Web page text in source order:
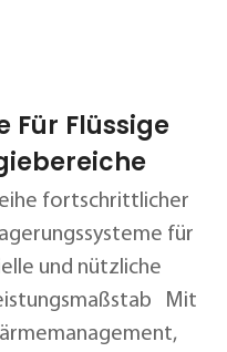
Für Flüssige
fortschrittlicher
für
und nützliche
Mit